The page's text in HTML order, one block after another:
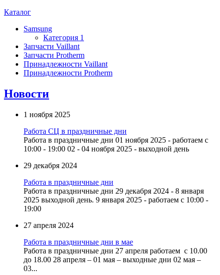
Каталог
Samsung
Категория 1
Запчасти Vaillant
Запчасти Protherm
Принадлежности Vaillant
Принадлежности Protherm
Новости
1 ноября 2025
Работа СЦ в праздничные дни
Работа в праздничные дни 01 ноября 2025 - работаем с
10:00 - 19:00 02 - 04 ноября 2025 - выходной день
29 декабря 2024
Работа в праздничные дни
Работа в праздничные дни 29 декабря 2024 - 8 января
2025 выходной день. 9 января 2025 - работаем с 10:00 -
19:00
27 апреля 2024
Работа в праздничные дни в мае
Работа в праздничные дни 27 апреля работаем с 10.00
до 18.00 28 апреля – 01 мая – выходные дни 02 мая –
03...